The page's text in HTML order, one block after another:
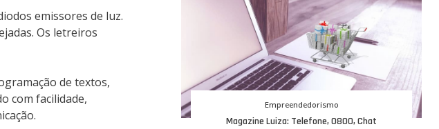
emissores de luz.
Os letreiros
de textos,
com facilidade,
Empreendedorismo
Magazine Luiza: Telefone, 0800, Chat